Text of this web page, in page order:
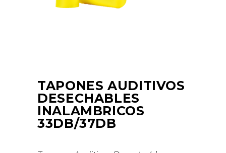
TAPONES AUDITIVOS
DESECHABLES
INALAMBRICOS
33DB/37DB